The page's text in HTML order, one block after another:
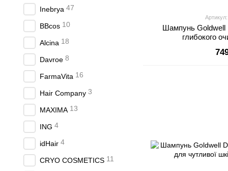
Шампунь Goldwell
глибокого
Inebrya 47
BBcos 10
Alcina 18
Davroe 8
FarmaVita 16
Hair Company 3
MAXIMA 13
ING 4
idHair 4
CRYO COSMETICS 11